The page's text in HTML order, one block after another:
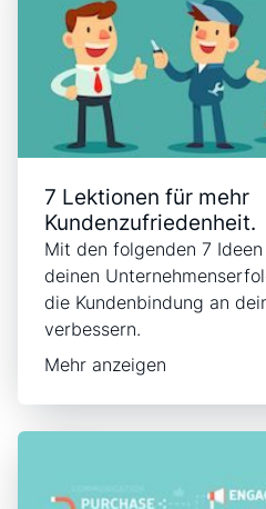
7 Lektionen für mehr
Kundenzufriedenheit.
Mit den folgenden 7
deinen
die Kundenbindung an
verbessern.
Mehr anzeigen